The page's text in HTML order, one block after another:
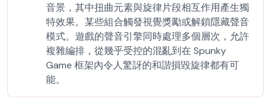
音景，其中扭曲元素與旋律片段相互作用產生獨
特效果。某些組合觸發視覺獎勵或解鎖隱藏聲音
模式。遊戲的聲音引擎同時處理多個層次，允許
複雜編排，從幾乎受控的混亂到在 Spunky
Game 框架內令人驚訝的和諧損毀旋律都有可
能。